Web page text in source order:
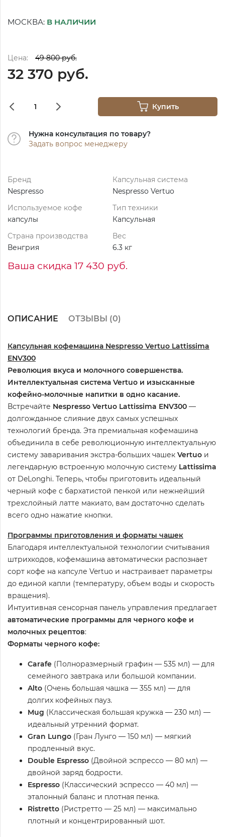
МОСКВА: В НАЛИЧИИ
Цена: 49 800 руб.
32 370 руб.
Купить
Нужна консультация по товару?
Задать вопрос менеджеру
Бренд
Nespresso
Капсульная система
Nespresso Vertuo
Используемое кофе
капсулы
Тип техники
Капсульная
Страна производства
Венгрия
Вес
6.3 кг
Ваша скидка 17 430 руб.
ОПИСАНИЕ ОТЗЫВЫ (0)
Капсульная кофемашина Nespresso Vertuo Lattissima
ENV300
Революция вкуса и молочного совершенства.
Интеллектуальная система Vertuo и изысканные
кофейно-молочные напитки в одно касание.
Встречайте Nespresso Vertuo Lattissima ENV300 —
долгожданное слияние двух самых успешных
технологий бренда. Эта премиальная кофемашина
объединила в себе революционную интеллектуальную
систему заваривания экстра-больших чашек Vertuo и
легендарную встроенную молочную систему Lattissima
от DeLonghi. Теперь, чтобы приготовить идеальный
черный кофе с бархатистой пенкой или нежнейший
трехслойный латте макиато, вам достаточно сделать
всего одно нажатие кнопки.
Программы приготовления и форматы чашек
Благодаря интеллектуальной технологии считывания
штрихкодов, кофемашина автоматически распознает
сорт кофе на капсуле Vertuo и настраивает параметры
до единой капли (температуру, объем воды и скорость
вращения).
Интуитивная сенсорная панель управления предлагает
автоматические программы для черного кофе и
молочных рецептов:
Форматы черного кофе:
Carafe (Полноразмерный графин — 535 мл) — для
семейного завтрака или большой компании.
Alto (Очень большая чашка — 355 мл) — для
долгих кофейных пауз.
Mug (Классическая большая кружка — 230 мл) —
идеальный утренний формат.
Gran Lungo (Гран Лунго — 150 мл) — мягкий
продленный вкус.
Double Espresso (Двойной эспрессо — 80 мл) —
двойной заряд бодрости.
Espresso (Классический эспрессо — 40 мл) —
эталонный баланс и плотная пенка.
Ristretto (Ристретто — 25 мл) — максимально
плотный и концентрированный шот.